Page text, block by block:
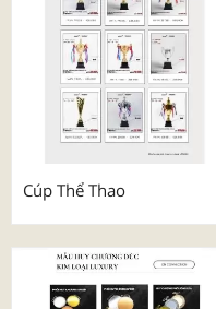
Cúp Thể Thao